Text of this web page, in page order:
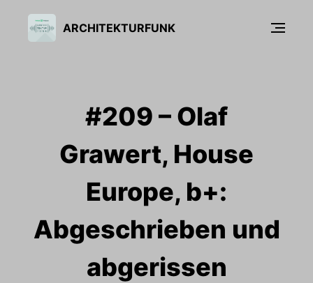
ARCHITEKTURFUNK
#209 – Olaf
Grawert, House
Europe, b+:
Abgeschrieben und
abgerissen